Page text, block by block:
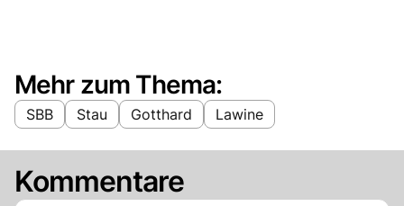
Mehr zum Thema:
SBB Stau Gotthard Lawine
Kommentare